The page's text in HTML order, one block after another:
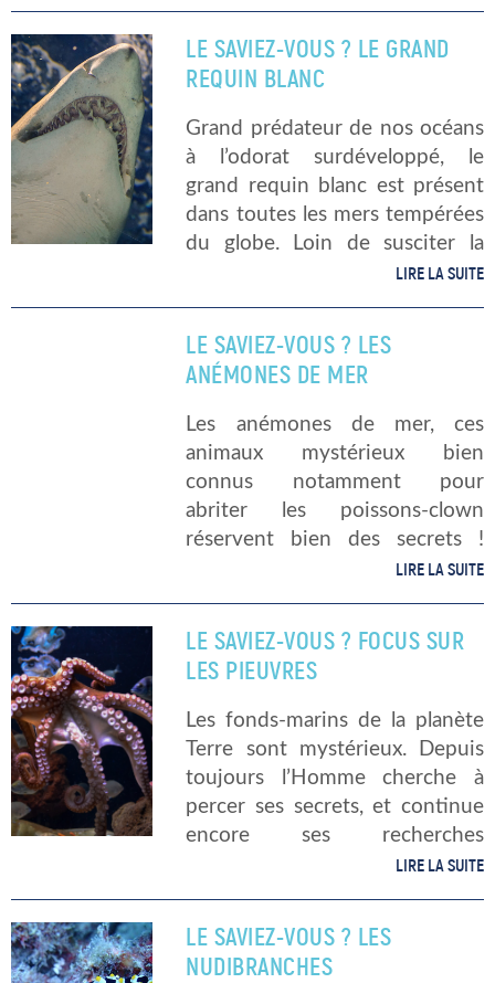
territoire sous-marin, la France
[…]
LE SAVIEZ-VOUS ? LE GRAND
REQUIN BLANC
Grand prédateur de nos océans
à l’odorat surdéveloppé, le
grand requin blanc est présent
dans toutes les mers tempérées
du globe. Loin de susciter la
sympathie du public, le grand
[…]
LIRE LA SUITE
LE SAVIEZ-VOUS ? LES
ANÉMONES DE MER
Les anémones de mer, ces
animaux mystérieux bien
connus notamment pour
abriter les poissons-clown
réservent bien des secrets !
Aujourd’hui, nous vous
peu plus sur les anémones de
mer… […]
LIRE LA SUITE
LE SAVIEZ-VOUS ? FOCUS SUR
LES PIEUVRES
Les fonds-marins de la planète
Terre sont mystérieux. Depuis
toujours l’Homme cherche à
percer ses secrets, et continue
encore ses recherches
aujourd’hui. On y trouve un
trouve la pieuvre, un animal […]
LIRE LA SUITE
LE SAVIEZ-VOUS ? LES
NUDIBRANCHES